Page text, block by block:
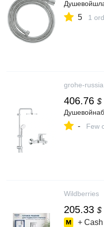
5 1
grohe-russia
406.76 $
- Few
Wildberries
205.33 $
+